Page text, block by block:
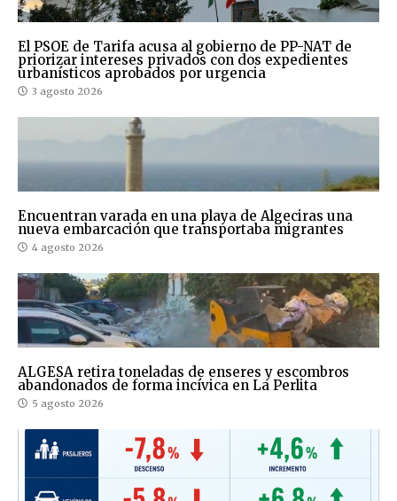
El PSOE de Tarifa acusa al gobierno de PP-NAT de
priorizar intereses privados con dos expedientes
urbanísticos aprobados por urgencia
3 agosto 2026
Encuentran varada en una playa de Algeciras una
nueva embarcación que transportaba migrantes
4 agosto 2026
ALGESA retira toneladas de enseres y escombros
abandonados de forma incívica en La Perlita
5 agosto 2026